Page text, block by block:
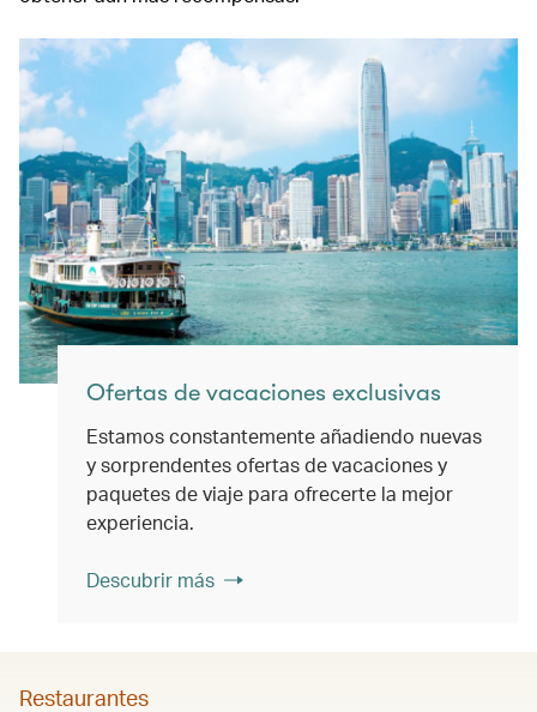
Ofertas de vacaciones exclusivas
Estamos constantemente añadiendo nuevas
y sorprendentes ofertas de vacaciones y
paquetes de viaje para ofrecerte la mejor
experiencia.
Descubrir más
Restaurantes